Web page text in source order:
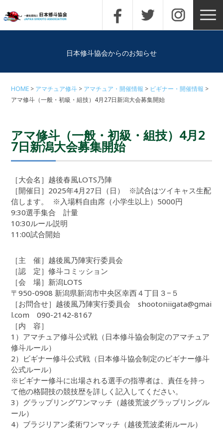
日本修斗協会からのお知らせ
HOME アマチュア修斗 アマチュア・開催情報
ビギナー・開催情報
アマ修斗（一般・初級・組技）4月27日新潟大会募集開始
アマ修斗（一般・初級・組技）4月2
7日新潟大会募集開始
［大会名］越後春風LOTS乃陣
［開催日］2025年4月27日（日） ※試合はツイキャス生配
信します。 ※入場料自由席（小学生以上）5000円
9:30選手集合 計量
10:30ルール説明
11:00試合開始
［主 催］越後風乃陣実行委員会
［認 定］修斗コミッション
［会 場］新潟LOTS
〒950-0908 新潟県新潟市中央区幸西４丁目３−５
［お問合せ］越後風乃陣実行委員会 shootoniigata@gmai
l.com 090-2142-8167
［内 容］
1）アマチュア修斗公式戦（日本修斗協会制定のアマチュア
修斗ルール）
2）ビギナー修斗公式戦（日本修斗協会制定のビギナー修斗
公式ルール）
※ビギナー修斗に出場される選手の指導者は、責任を持っ
て他の格闘技の競技歴を詳しく記入してください。
3）グラップリングワンマッチ（越後荒波グラップリングル
ール）
4）ブラジリアン柔術ワンマッチ（越後荒波柔術ルール）